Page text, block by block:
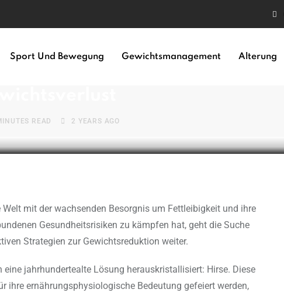
Sport Und Bewegung Gewichtsmanagement Alterung
READ 2 YEARS AGO
Gesundheitsrisiken zu kämpfen hat, geht die Suche
Strategien zur Gewichtsreduktion weiter.
eine jahrhundertealte Lösung herauskristallisiert: Hirse. Diese
ihre ernährungsphysiologische Bedeutung gefeiert werden,